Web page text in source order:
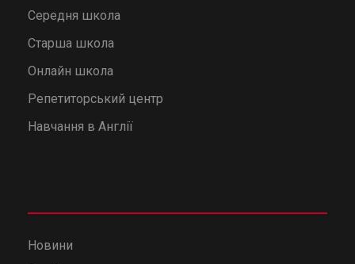
Середня школа
Старша школа
Онлайн школа
Репетиторський центр
Навчання в Англії
Новини